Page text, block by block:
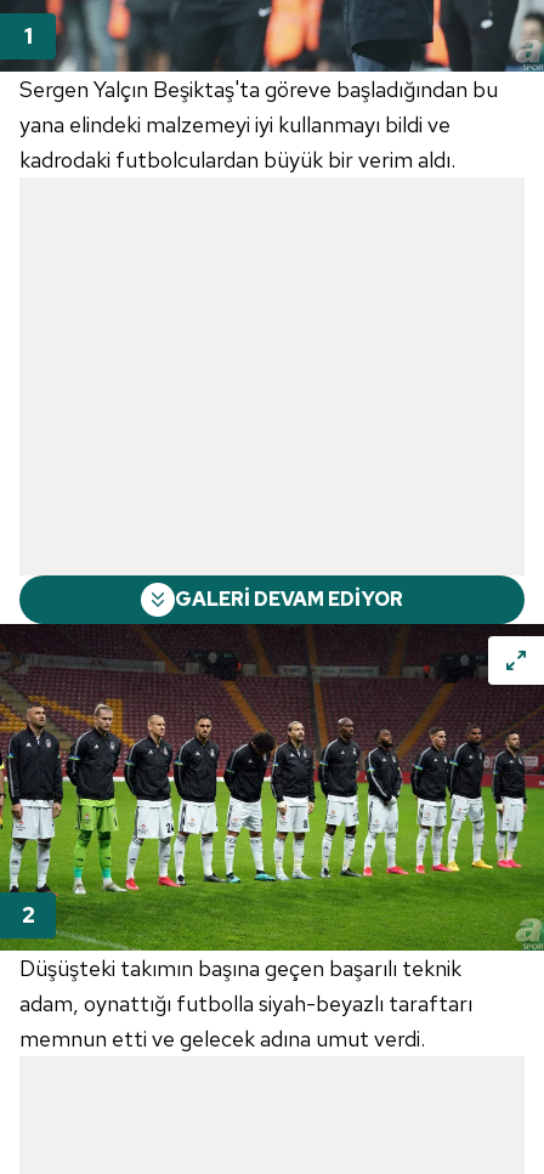
Sergen Yalçın Beşiktaş'ta göreve başladığından bu
yana elindeki malzemeyi iyi kullanmayı bildi ve
kadrodaki futbolculardan büyük bir verim aldı.
GALERİ DEVAM EDİYOR
Düşüşteki takımın başına geçen başarılı teknik
adam, oynattığı futbolla siyah-beyazlı taraftarı
memnun etti ve gelecek adına umut verdi.